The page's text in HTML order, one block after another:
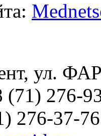
ул.
(71) 276-
276-37-76